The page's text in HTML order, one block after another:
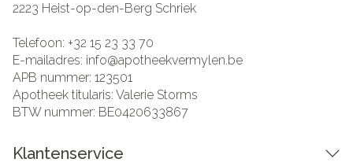
2223 Heist-op-den-Berg Schriek
Telefoon: +32 15 23 33 70
E-mailadres: info@apotheekvermylen.be
APB nummer: 123501
Apotheek titularis: Valerie Storms
BTW nummer: BE0420633867
Klantenservice